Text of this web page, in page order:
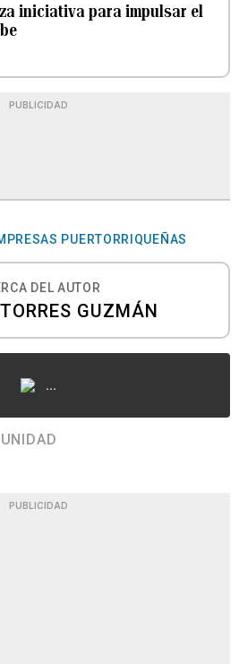
iniciativa para impulsar el
PUBLICIDAD
PUERTORRIQUEÑAS
DEL AUTOR
GUZMÁN
...
PUBLICIDAD